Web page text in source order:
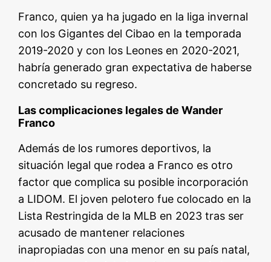
Franco, quien ya ha jugado en la liga invernal
con los Gigantes del Cibao en la temporada
2019-2020 y con los Leones en 2020-2021,
habría generado gran expectativa de haberse
concretado su regreso.
Las complicaciones legales de Wander
Franco
Además de los rumores deportivos, la
situación legal que rodea a Franco es otro
factor que complica su posible incorporación
a LIDOM. El joven pelotero fue colocado en la
Lista Restringida de la MLB en 2023 tras ser
acusado de mantener relaciones
inapropiadas con una menor en su país natal,